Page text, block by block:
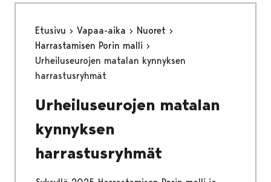
Etusivu Vapaa-aika
Nuoret
Harrastamisen Porin malli
Urheiluseurojen matalan kynnyksen
harrastusryhmät
Urheiluseurojen matalan
kynnyksen
harrastusryhmät